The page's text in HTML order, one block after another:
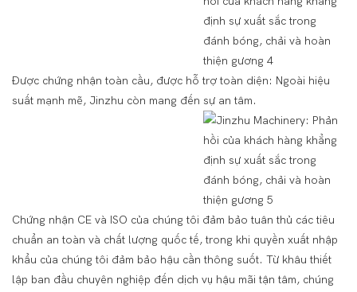
Được chứng nhận toàn cầu, được hỗ trợ toàn diện: Ngoài hiệu
suất mạnh mẽ, Jinzhu còn mang đến sự an tâm.
Chứng nhận CE và ISO của chúng tôi đảm bảo tuân thủ các tiêu
chuẩn an toàn và chất lượng quốc tế, trong khi quyền xuất nhập
khẩu của chúng tôi đảm bảo hậu cần thông suốt. Từ khâu thiết
lập ban đầu chuyên nghiệp đến dịch vụ hậu mãi tận tâm, chúng